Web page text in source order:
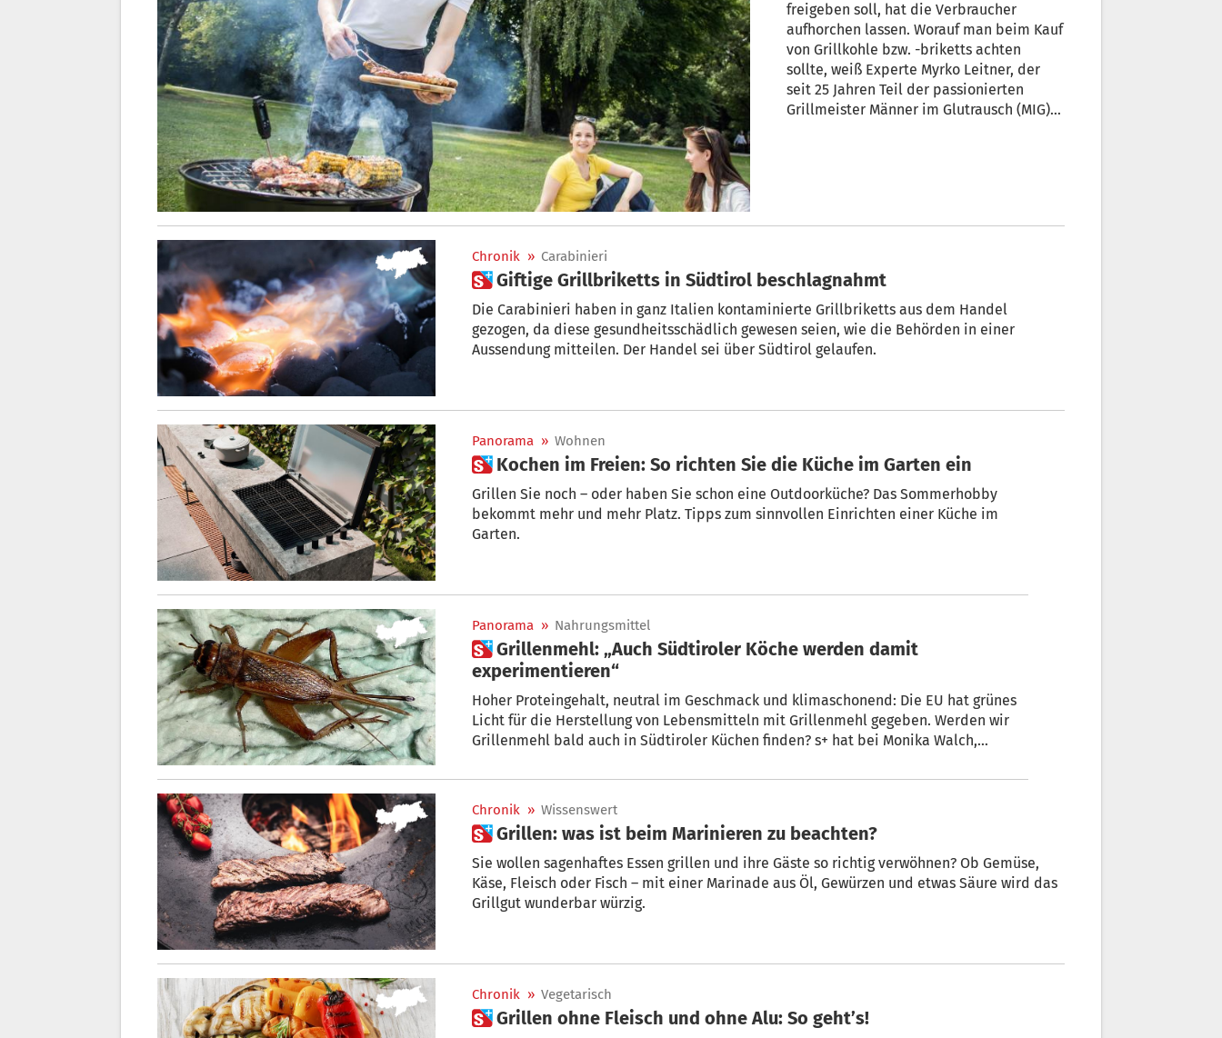
freigeben soll, hat die Verbraucher
aufhorchen lassen. Worauf man beim Kauf
von Grillkohle bzw. -briketts achten
sollte, weiß Experte Myrko Leitner, der
seit 25 Jahren Teil der passionierten
Grillmeister Männer im Glutrausch (MIG)
Chronik » Carabinieri
 Giftige Grillbriketts in Südtirol beschlagnahmt
Die Carabinieri haben in ganz Italien kontaminierte Grillbriketts aus dem Handel
gezogen, da diese gesundheitsschädlich gewesen seien, wie die Behörden in einer
Aussendung mitteilen. Der Handel sei über Südtirol gelaufen.
Panorama » Wohnen
 Kochen im Freien: So richten Sie die Küche im Garten ein
Grillen Sie noch – oder haben Sie schon eine Outdoorküche? Das Sommerhobby
bekommt mehr und mehr Platz. Tipps zum sinnvollen Einrichten einer Küche im
Garten.
Panorama » Nahrungsmittel
 Grillenmehl: „Auch Südtiroler Köche werden damit
experimentieren“
Hoher Proteingehalt, neutral im Geschmack und klimaschonend: Die EU hat grünes
Licht für die Herstellung von Lebensmitteln mit Grillenmehl gegeben. Werden wir
Grillenmehl bald auch in Südtiroler Küchen finden? s+ hat bei Monika Walch,
Chronik » Wissenswert
 Grillen: was ist beim Marinieren zu beachten?
Sie wollen sagenhaftes Essen grillen und ihre Gäste so richtig verwöhnen? Ob Gemüse,
Käse, Fleisch oder Fisch – mit einer Marinade aus Öl, Gewürzen und etwas Säure wird das
Grillgut wunderbar würzig.
Chronik » Vegetarisch
 Grillen ohne Fleisch und ohne Alu: So geht’s!